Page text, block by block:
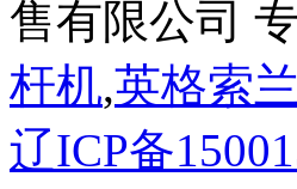
售有限公司
杆机,英格索
辽ICP备